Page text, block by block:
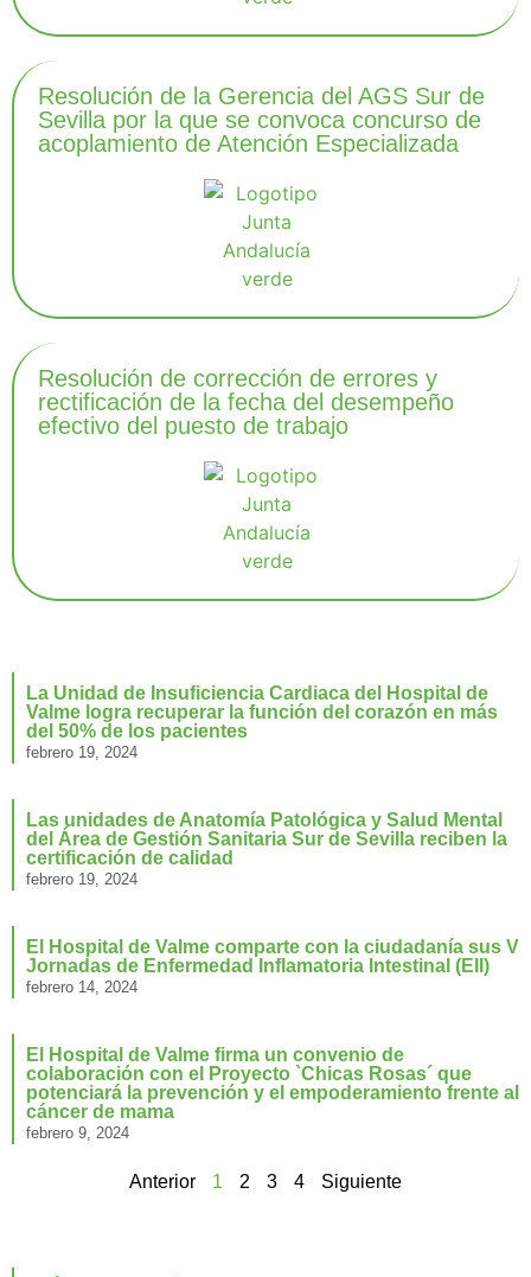
Resolución de la Gerencia del AGS Sur de
Sevilla por la que se convoca concurso de
acoplamiento de Atención Especializada
Resolución de corrección de errores y
rectificación de la fecha del desempeño
efectivo del puesto de trabajo
La Unidad de Insuficiencia Cardiaca del Hospital de
Valme logra recuperar la función del corazón en más
del 50% de los pacientes
febrero 19, 2024
Las unidades de Anatomía Patológica y Salud Mental
del Área de Gestión Sanitaria Sur de Sevilla reciben la
certificación de calidad
febrero 19, 2024
El Hospital de Valme comparte con la ciudadanía sus V
Jornadas de Enfermedad Inflamatoria Intestinal (EII)
febrero 14, 2024
El Hospital de Valme firma un convenio de
colaboración con el Proyecto `Chicas Rosas´ que
potenciará la prevención y el empoderamiento frente al
cáncer de mama
febrero 9, 2024
Anterior 1 2 3 4 Siguiente